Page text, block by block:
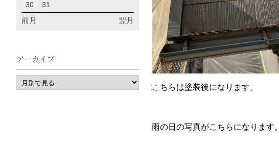
こちらは塗装後になります。
雨の日の写真がこちらになります。
30
31
前月 翌月
アーカイブ